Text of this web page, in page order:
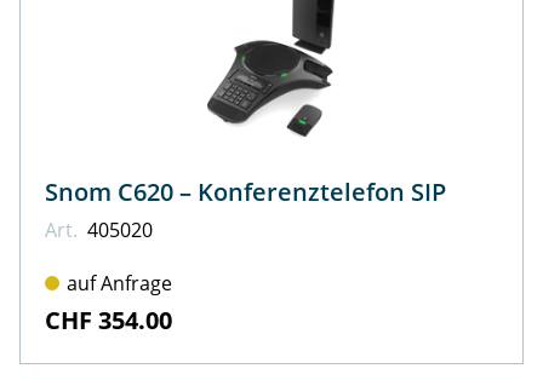
Snom C620 – Konferenztelefon SIP
Art. 405020
auf Anfrage
CHF 354.00